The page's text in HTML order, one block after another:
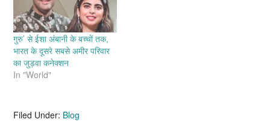
गुरु’ से ईशा अंबानी के बच्चों तक,
भारत के दूसरे सबसे अमीर परिवार
का जुड़वा कनेक्शन
In "World"
Filed Under: Blog